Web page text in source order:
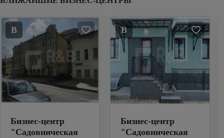
B
Бизнес-центр
"Садовническая
B
Бизнес-центр
"Садовническая